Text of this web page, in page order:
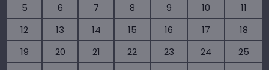
5
6 7 8 9 10
11
12
13 14 15 16 17
18
19
20 21 22 23 24
25